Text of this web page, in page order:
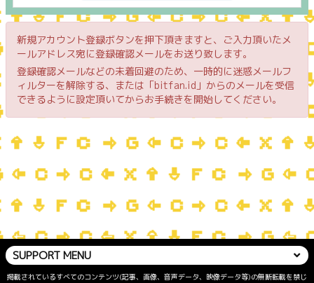
新規アカウント登録ボタンを押下頂きますと、ご入力頂いたメ
ールアドレス宛に登録確認メールをお送り致します。
登録確認メールなどの未着回避のため、一時的に迷惑メールフ
ィルターを解除する、または「bitfan.id」からのメールを受信
できるように設定頂いてからお手続きを開始してください。
SUPPORT MENU
掲載されているすべてのコンテンツ(記事、画像、音声データ、映像データ等)の無断転載を禁じ